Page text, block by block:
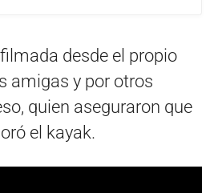
desde el propio
amigas y por otros
quien aseguraron que
el kayak.